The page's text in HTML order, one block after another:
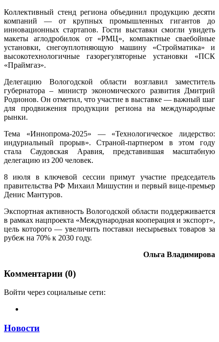
Коллективный стенд региона объединил продукцию десяти
компаний — от крупных промышленных гигантов до
инновационных стартапов. Гости выставки смогли увидеть
макеты аглодробилок от «РМЦ», компактные сваебойные
установки, снегоуплотняющую машину «Стройматика» и
высокотехнологичные газорегуляторные установки «ПСК
«Праймгаз».
Делегацию Вологодской области возглавил заместитель
губернатора – министр экономического развития Дмитрий
Родионов. Он отметил, что участие в выставке — важный шаг
для продвижения продукции региона на международные
рынки.
Тема «Иннопрома-2025» — «Технологическое лидерство:
индуриальный прорыв». Страной-партнером в этом году
стала Саудовская Аравия, представившая масштабную
делегацию из 200 человек.
8 июля в ключевой сессии примут участие председатель
правительства РФ Михаил Мишустин и первый вице-премьер
Денис Мантуров.
Экспортная активность Вологодской области поддерживается
в рамках нацпроекта «Международная кооперация и экспорт»,
цель которого — увеличить поставки несырьевых товаров за
рубеж на 70% к 2030 году.
Ольга Владимирова
Комментарии (0)
Войти через социальные сети:
Новости